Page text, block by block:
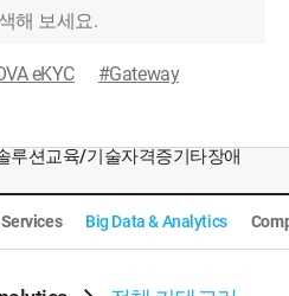
eKYC
#Gateway
루션교육/기술자격증기타장애
Big Data & Analytics